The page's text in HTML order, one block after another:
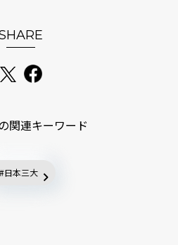
関連キーワード
日本三大